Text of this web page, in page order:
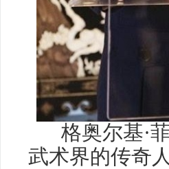
格奥尔基·菲
武术界的传奇